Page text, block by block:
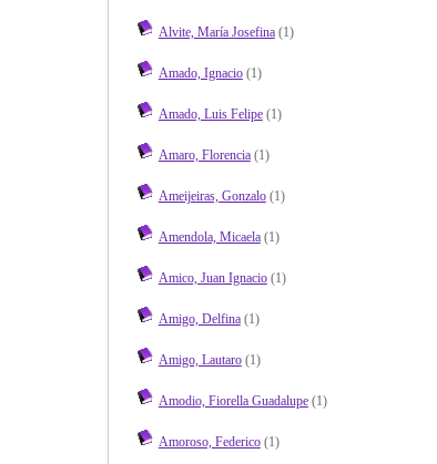
Alvite, María Josefina(1)
Amado, Ignacio(1)
Amado, Luis Felipe(1)
Amaro, Florencia(1)
Ameijeiras, Gonzalo(1)
Amendola, Micaela(1)
Amico, Juan Ignacio(1)
Amigo, Delfina(1)
Amigo, Lautaro(1)
Amodio, Fiorella Guadalupe(1)
Amoroso, Federico(1)